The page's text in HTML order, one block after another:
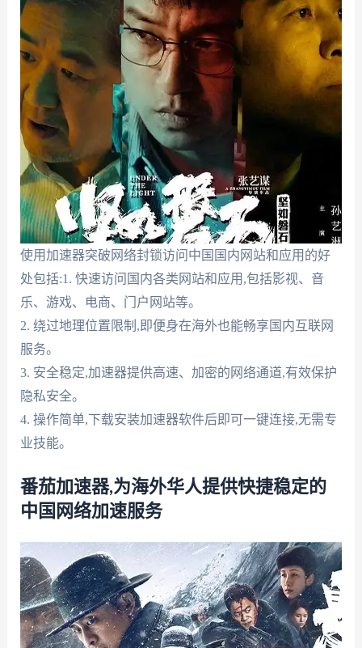
使用加速器突破网络封锁访问中国国内网站和应用的好
处包括:1. 快速访问国内各类网站和应用,包括影视、音
乐、游戏、电商、门户网站等。
2. 绕过地理位置限制,即便身在海外也能畅享国内互联网
服务。
3. 安全稳定,加速器提供高速、加密的网络通道,有效保护
隐私安全。
4. 操作简单,下载安装加速器软件后即可一键连接,无需专
业技能。
番茄加速器,为海外华人提供快捷稳定的
中国网络加速服务